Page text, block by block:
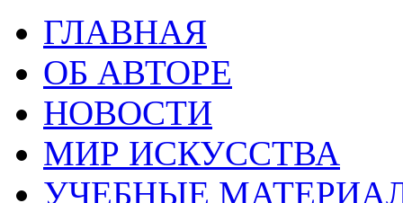
ГЛАВНАЯ
ОБ АВТОРЕ
НОВОСТИ
МИР ИСКУССТВА
УЧЕБНЫЕ